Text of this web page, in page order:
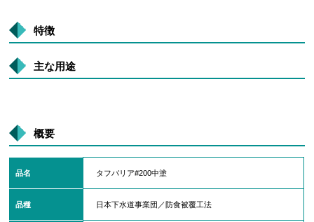
特徴
主な用途
概要
品名 タフバリア#200中塗
品種 日本下水道事業団／防食被覆工法